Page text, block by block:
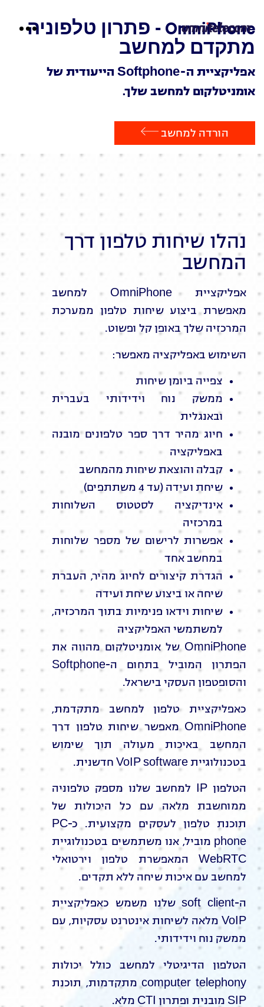
OmniPhone - פתרון טלפוניה
מתקדם למחשב
אפליקציית ה-Softphone הייעודית של
אומניטלקום למחשב שלך.
הורדה למחשב
נהלו שיחות טלפון דרך
המחשב
אפליקציית OmniPhone למחשב
מאפשרת ביצוע שיחות טלפון ממערכת
המרכזיה שלך באופן קל ופשוט.
השימוש באפליקציה מאפשר:
צפייה ביומן שיחות
ממשק נוח וידידותי בעברית
ובאנגלית
חיוג מהיר דרך ספר טלפונים מובנה
באפליקציה
קבלה והוצאת שיחות מהמחשב
שיחת ועידה (עד 4 משתתפים)
אינדיקציה לסטטוס השלוחות
במרכזיה
אפשרות לרישום של מספר שלוחות
במחשב אחד
הגדרת קיצורים לחיוג מהיר, העברת
שיחה או ביצוע שיחת ועידה
שיחות וידאו פנימיות בתוך המרכזיה,
למשתמשי האפליקציה
OmniPhone של אומניטלקום מהווה את
הפתרון המוביל בתחום ה-Softphone
והסופטפון העסקי בישראל.
כאפליקציית טלפון למחשב מתקדמת,
OmniPhone מאפשר שיחות טלפון דרך
המחשב באיכות מעולה תוך שימוש
בטכנולוגיית VoIP software חדשנית.
הטלפון IP למחשב שלנו מספק טלפוניה
ממוחשבת מלאה עם כל היכולות של
תוכנת טלפון לעסקים מקצועית. כ-PC
phone מוביל, אנו משתמשים בטכנולוגיית
WebRTC המאפשרת טלפון וירטואלי
למחשב עם איכות שיחה ללא תקדים.
ה-soft client שלנו משמש כאפליקציית
VoIP מלאה לשיחות אינטרנט עסקיות, עם
ממשק נוח וידידותי.
הטלפון הדיגיטלי למחשב כולל יכולות
computer telephony מתקדמות, תוכנת
SIP מובנית ופתרון CTI מלא.